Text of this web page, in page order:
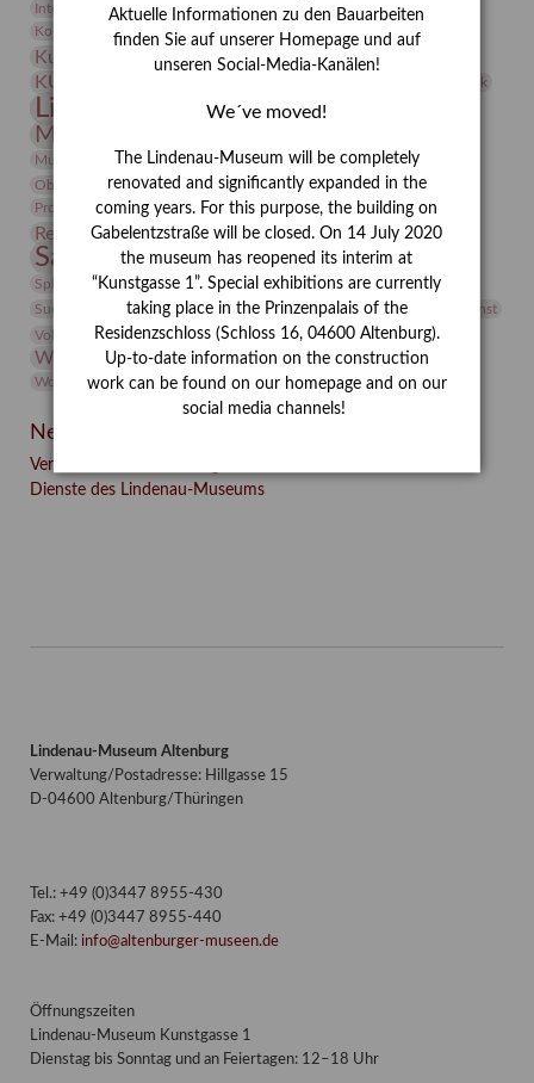
Integriertes Schädlingsmanagement
Italien Jahresempfang
Jubiläum
Kolosseum
Kooperationsausstellung Korkmodelle Kunst
Kunstmuseum Kunstvermittlung Kunst von Kühl
KUNSTWAND Lehmbruck
Lindenau-Museum Marstall
Museumsgeschichte
Museumspädagogik Mäzen Napoleon Natur
Neue Remise
Objekt im Fokus
Paul Klee Peter Schnürpel Phelloplastik
Pohlhof
Provenienz
Provenienzforschung
Restaurierung Restitution Rudi Lesser Ruth Wolf-Rehfeld
Sammlung Samstagszeichner Skulptur
Sonderausstellung
Sphinx
studio Studio Bildende Kunst
studioDIGITAL
Suermondt-Ludwig-Museum
Vermittlung Video
Videokunst
Volontariat
Walter Rheiner Weihnachten Werefkin
Werkbetrachtung Winter Wissenschaft
Wolf and Dog
Wolf und Hund
Zirkuswoche
Neueste Beiträge
Verschenkt, verkauft, vergessen? – Kunstdetektivinnen im
Dienste des Lindenau-Museums
Lindenau-Museum Altenburg
Verwaltung/Postadresse: Hillgasse 15
D-04600 Altenburg/Thüringen
Tel.: +49 (0)3447 8955-430
Fax: +49 (0)3447 8955-440
E-Mail: info@altenburger-museen.de
Öffnungszeiten
Lindenau-Museum Kunstgasse 1
Dienstag bis Sonntag und an Feiertagen: 12–18 Uhr
Aktuelle Informationen zu den Bauarbeiten
finden Sie auf unserer Homepage und auf
unseren Social-Media-Kanälen!
We´ve moved!
The Lindenau-Museum will be completely
renovated and significantly expanded in the
coming years. For this purpose, the building on
Gabelentzstraße will be closed. On 14 July 2020
the museum has reopened its interim at
“Kunstgasse 1”. Special exhibitions are currently
taking place in the Prinzenpalais of the
Residenzschloss (Schloss 16, 04600 Altenburg).
Up-to-date information on the construction
work can be found on our homepage and on our
social media channels!